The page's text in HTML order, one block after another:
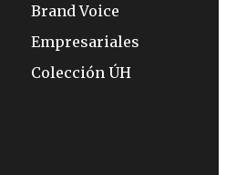
Brand Voice
Empresariales
Colección ÚH